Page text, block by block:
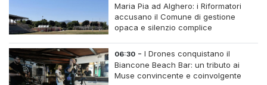
Maria Pia ad Alghero: i Riformatori
accusano il Comune di gestione
opaca e silenzio complice
06:30 -I Drones conquistano il
Biancone Beach Bar: un tributo ai
Muse convincente e coinvolgente